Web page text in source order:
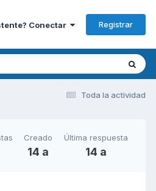
Conectar Registrar
Toda la actividad
Creado
14 a
Última respuesta
14 a